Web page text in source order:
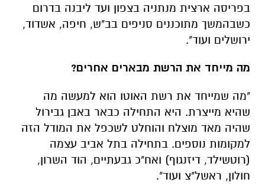
בפריסה ארצית מנתניה בצפון ועד ליבנה בדרום
כשבהמשך מתוכננים סניפים בב"ש, חיפה, אשדוד,
ירושלים ועוד".
מה מייחד את הרשת מבארים אחרים?
"מה שמייחד את רשת האוטו הוא למעשה מה
שהיא מייצרת. היא התחילה כבאר באבן גבירול
שהיה מאד מוצלח והוחלט לשכפל את המודל הזה
למקומות נוספים. בתחילה בתל אביב עצמה
(רוטשילד, דיזנגוף) ואח"כ גבעתיים, הוד השרון,
חולון, ראשל"צ ועוד".